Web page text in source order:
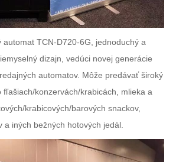
automat TCN-D720-6G, jednoduchý a
dizajn, vedúci novej generácie
automatov. Môže predávať široký
fľašiach/konzervách/krabicách, mlieka a
krabicových/barových snackov,
a iných bežných hotových jedál.